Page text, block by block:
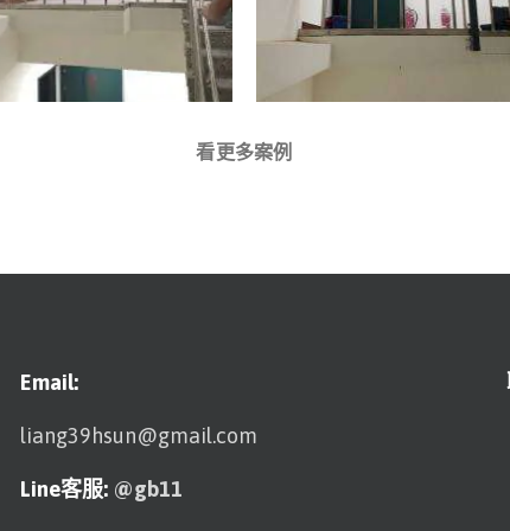
看更多案例
Email:
liang39hsun@gmail.com
Line客服: @gb11